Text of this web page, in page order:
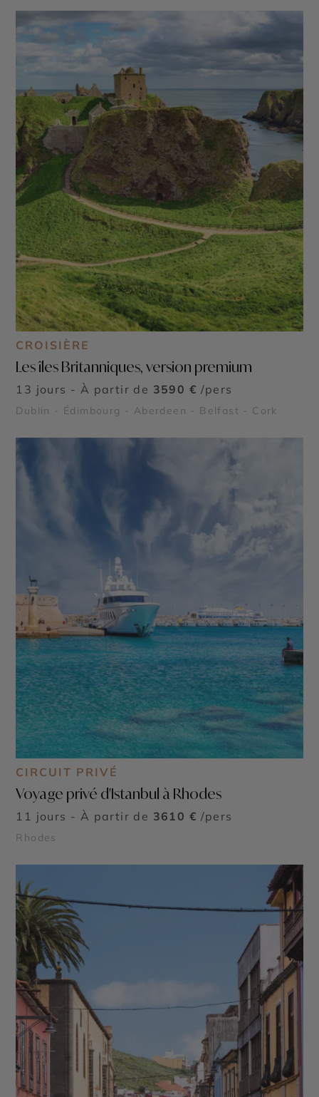
CROISIÈRE
Les îles Britanniques, version premium
13 jours - À partir de 3590 € /pers
Dublin - Édimbourg - Aberdeen - Belfast - Cork
CIRCUIT PRIVÉ
Voyage privé d'Istanbul à Rhodes
11 jours - À partir de 3610 € /pers
Rhodes